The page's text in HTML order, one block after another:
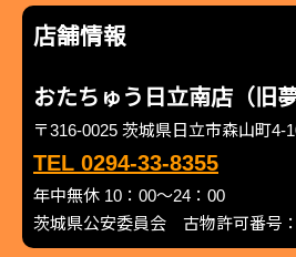
店舗情報
おたちゅう日立南店（旧夢
〒316-0025 茨城県日立市森山町4-
TEL 0294-33-8355
年中無休 10：00～24：00
茨城県公安委員会 古物許可番号